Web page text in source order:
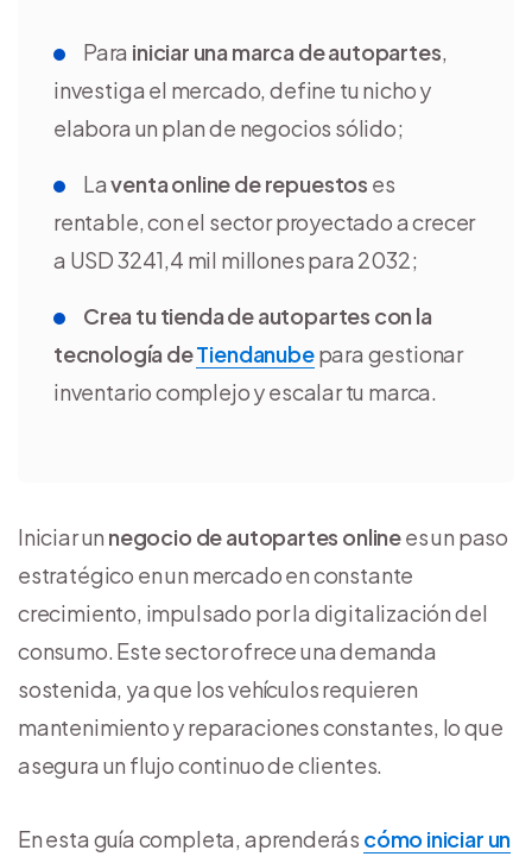
Para iniciar una marca de autopartes,
investiga el mercado, define tu nicho y
elabora un plan de negocios sólido;
Laventa online de repuestos es
rentable, con el sector proyectado a crecer
a USD 3241,4 mil millones para 2032;
Crea tu tienda de autopartes con la
tecnología deTiendanubepara gestionar
inventario complejo y escalar tu marca.
Iniciar un negocio de autopartes onlinees un paso
estratégico en un mercado en constante
crecimiento, impulsado por la digitalización del
consumo. Este sector ofrece una demanda
sostenida, ya que los vehículos requieren
mantenimiento y reparaciones constantes, lo que
asegura un flujo continuo de clientes.
En esta guía completa, aprenderás cómo iniciar un